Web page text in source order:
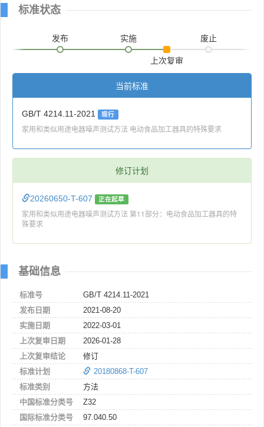
标准状态
发布 实施
上次复审
废止
当前标准
GB/T 4214.11-2021 现行
家用和类似用途电器噪声测试方法 电动食品加工器具的特殊要求
修订计划
20260650-T-607 正在起草
家用和类似用途电器噪声测试方法 第11部分：电动食品加工器具的特
殊要求
基础信息
标准号
GB/T 4214.11-2021
发布日期
2021-08-20
实施日期
2022-03-01
上次复审日期
2026-01-28
上次复审结论
修订
标准计划
20180868-T-607
标准类别
方法
中国标准分类号
Z32
国际标准分类号
97.040.50